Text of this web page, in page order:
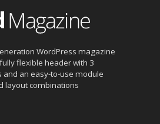
WordPress magazine
flexible header with 3
an easy-to-use module
layout combinations